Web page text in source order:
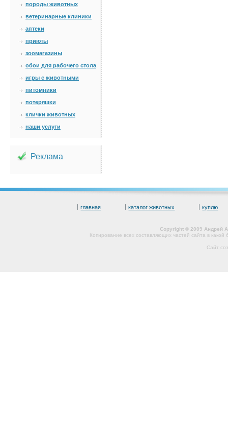
породы животных
ветеринарные клиники
аптеки
приюты
зоомагазины
обои для рабочего стола
игры с животными
питомники
потеряшки
клички животных
наши услуги
Реклама
главная каталог животных куплю
Copyright © 2009 Андрей
Копирование всех составляющих частей сайта в
Сайт